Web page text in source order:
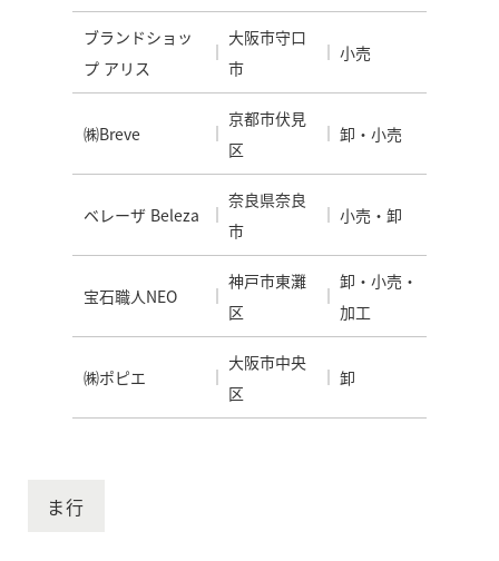
ブランドショッ
プ アリス
大阪市守口
市
小売
㈱Breve
京都市伏見
区
卸・小売
ベレーザ Beleza
奈良県奈良
市
小売・卸
宝石職人NEO
神戸市東灘
区
卸・小売・
加工
㈱ポピエ
大阪市中央
区
卸
ま行